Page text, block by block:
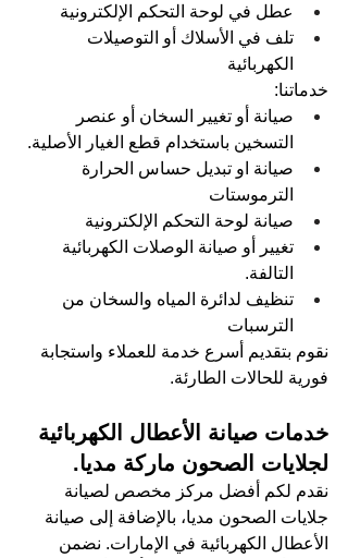
عطل في لوحة التحكم الإلكترونية
تلف في الأسلاك أو التوصيلات
الكهربائية
خدماتنا:
صيانة أو تغيير السخان أو عنصر
التسخين باستخدام قطع الغيار الأصلية.
صيانة او تبديل حساس الحرارة
الترموستات
صيانة لوحة التحكم الإلكترونية
تغيير أو صيانة الوصلات الكهربائية
التالفة.
تنظيف لدائرة المياه والسخان من
الترسبات
نقوم بتقديم أسرع خدمة للعملاء واستجابة
فورية للحالات الطارئة.
خدمات صيانة الأعطال الكهربائية
لجلايات الصحون ماركة مديا.
نقدم لكم أفضل مركز مخصص لصيانة
جلايات الصحون مديا، بالإضافة إلى صيانة
الأعطال الكهربائية في الإمارات. نضمن